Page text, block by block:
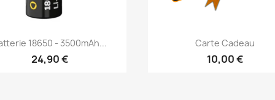
Vorschau
18650 - 3500mAh...
24,90 €
Vorschau
Carte Cadeau
10,00 €